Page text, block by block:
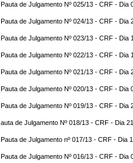
Pauta de Julgamento Nº 025/13 - CRF - Dia
Pauta de Julgamento Nº 024/13 - CRF - Dia
Pauta de Julgamento Nº 023/13 - CRF - Dia
Pauta de Julgamento Nº 022/13 - CRF - Dia
Pauta de Julgamento Nº 021/13 - CRF - Dia
Pauta de Julgamento Nº 020/13 - CRF - Dia
Pauta de Julgamento Nº 019/13 - CRF - Dia
auta de Julgamento Nº 018/13 - CRF - Dia
Pauta de Julgamento nº 017/13 - CRF - Dia
Pauta de Julgamento Nº 016/13 - CRF - Dia